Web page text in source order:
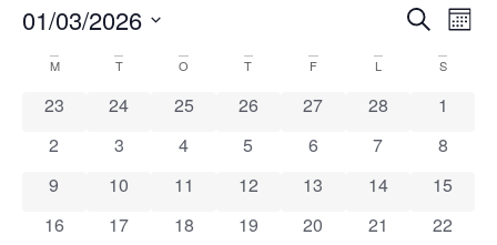
and
Sök
01/03/2026
datum.
Kalender
av
Evenemang
M T O T F L S
0 evenemang
23 0 evenemang
24 0 evenemang
25 0 evenemang
26 0 evenemang
27 0 evenemang
28 0
1
0 evenemang
2 0 evenemang
3 0 evenemang
4 0 evenemang
5 0 evenemang
6 0 evenemang
7 0
8
0 evenemang
9 0 evenemang
10 0 evenemang
11 0 evenemang
12 0 evenemang
13 0 evenemang
14 0
15
0 evenemang
16 0 evenemang
17 0 evenemang
18 0 evenemang
19 0 evenemang
20 0 evenemang
21 0
22